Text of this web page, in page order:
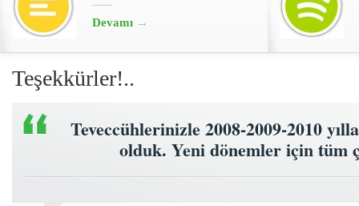
Devamı →
Teşekkürler!..
Teveccühlerinizle 2008-2009-2010
olduk. Yeni dönemler için tüm